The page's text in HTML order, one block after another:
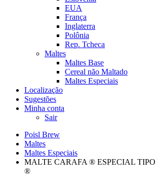
EUA
França
Inglaterra
Polônia
Rep. Tcheca
Maltes
Maltes Base
Cereal não Maltado
Maltes Especiais
Localização
Sugestões
Minha conta
Sair
Poisl Brew
Maltes
Maltes Especiais
MALTE CARAFA ® ESPECIAL
®